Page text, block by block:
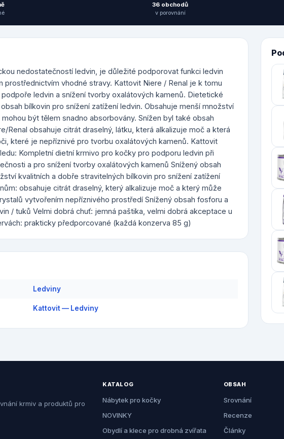
36 obchodů
v porovnání
nedostatečností ledvin, je důležité podporovat funkci ledvin
prostřednictvím vhodné stravy. Kattovit Niere / Renal je k tomu
ledvin a snížení tvorby oxalátových kamenů. Dietetické
bílkovin pro snížení zatížení ledvin. Obsahuje menší množství
být tělem snadno absorbovány. Snížen byl také obsah
Renal obsahuje citrát draselný, látku, která alkalizuje moč a která
které je nepříznivé pro tvorbu oxalátových kamenů. Kattovit
Kompletní dietní krmivo pro kočky pro podporu ledvin při
a pro snížení tvorby oxalátových kamenů Snížený obsah
kvalitních a dobře stravitelných bílkovin pro snížení zatížení
obsahuje citrát draselný, který alkalizuje moč a který může
vytvořením nepříznivého prostředí Snížený obsah fosforu a
/ tuků Velmi dobrá chuť: jemná paštika, velmi dobrá akceptace u
prakticky předporcované (každá konzerva 85 g)
Ledviny
Kattovit — Ledviny
krmiv a produktů pro
KATALOG
Nábytek pro kočky
NOVINKY
Obydlí a klece pro drobná zvířata
OBSAH
Srovnání
Recenze
Články